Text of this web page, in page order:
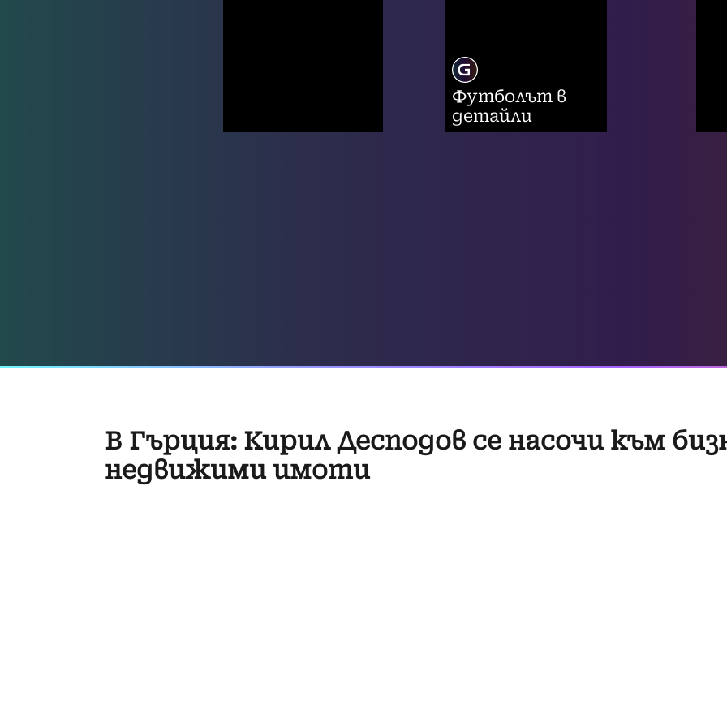
Футболът в
детайли
В Гърция: Кирил Десподов се насочи към
недвижими имоти